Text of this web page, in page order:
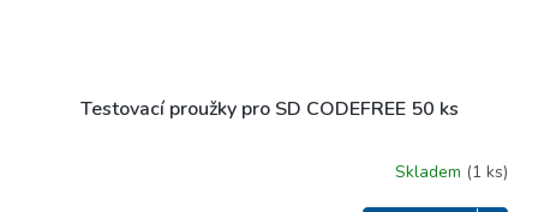
Testovací proužky pro SD CODEFREE 50 ks
Skladem (1 ks)